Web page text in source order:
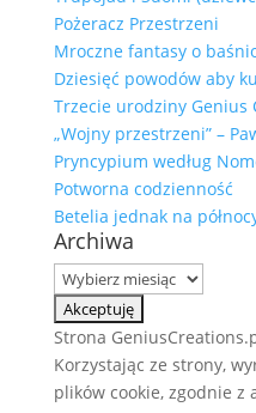
Pożeracz Przestrzeni
Mroczne fantasy o
Dziesięć powodów aby
Trzecie urodziny Genius
„Wojny przestrzeni” –
Pryncypium według
Potworna codzienność
Betelia jednak na
Archiwa
Archiwa
Strona
Korzystając ze strony,
plików cookie, zgodnie